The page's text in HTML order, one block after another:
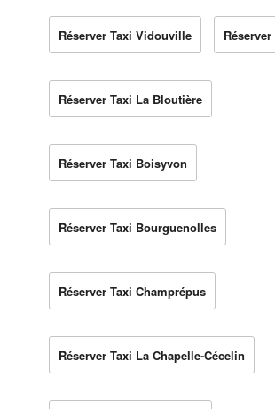
Réserver Taxi Vidouville
Réserver Taxi La Bloutière
Réserver Taxi Boisyvon
Réserver Taxi Bourguenolles
Réserver Taxi Champrépus
Réserver Taxi La Chapelle-Cécelin